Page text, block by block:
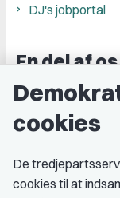
DJ's jobportal
En del af os
Grupper og
cookies
De
cookies til at